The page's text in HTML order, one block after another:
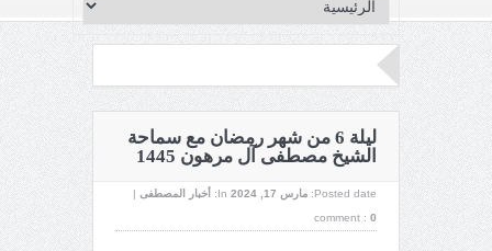
ليلة 6 من شهر رمضان مع سماحة
الشيخ مصطفى آل مرهون 1445
Posted date: مارس 17, 2024 In: أخبار المصطفى |
comment : 0